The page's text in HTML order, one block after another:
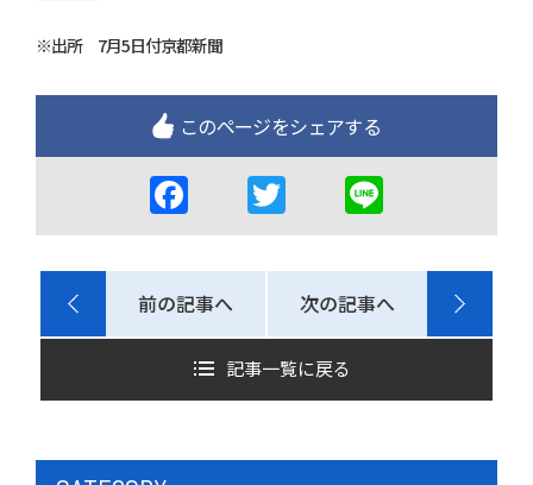
※出所 7月5日付京都新聞
このページをシェアする
a
c
e
b
o
k
w
itt
er
n
e
前の記事へ
記事一覧に戻る
次の記事へ